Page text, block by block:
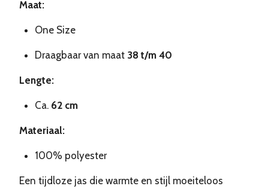
Maat:
One Size
Draagbaar van maat 38 t/m 40
Lengte:
Ca. 62 cm
Materiaal:
100% polyester
Een tijdloze jas die warmte en stijl moeiteloos